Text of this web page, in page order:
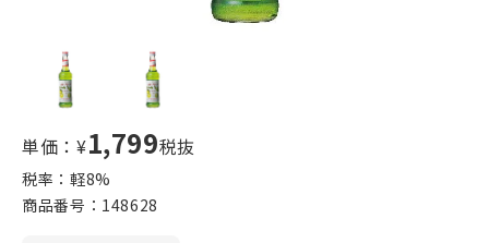
単価：¥1,799税抜
税率：軽8%
商品番号： 148628